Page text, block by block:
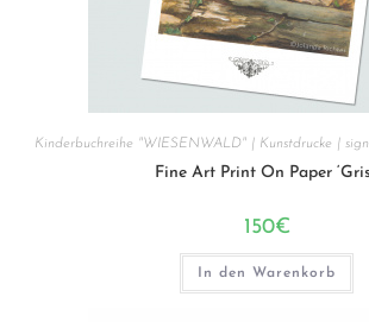
Kinderbuchreihe "WIESENWALD" | Kunstdrucke |
Fine Art Print On Paper
150€
In den Warenkorb